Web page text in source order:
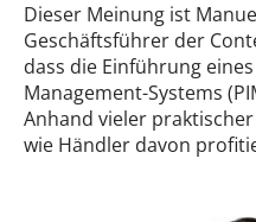
Dieser Meinung ist
Geschäftsführer der
dass die Einführung
Management-Systems
Anhand vieler
wie Händler davon